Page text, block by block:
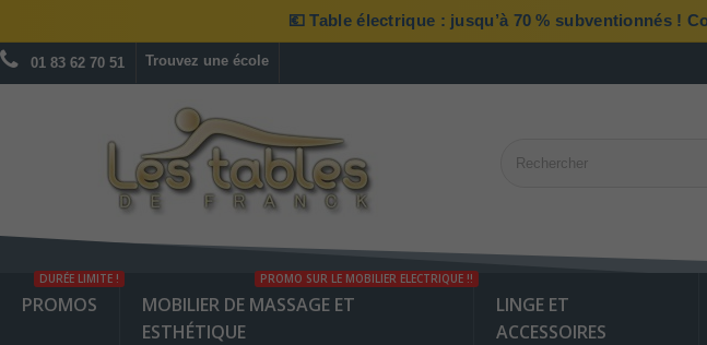
💶 Table électrique : jusqu’à 70 % subventionnés !
01 83 62 70 51 Trouvez une école
PROMOS
DURÉE LIMITE !
MOBILIER DE MASSAGE ET
ESTHÉTIQUE
PROMO SUR LE MOBILIER ELECTRIQUE !!
LINGE ET
ACCESSOIRES